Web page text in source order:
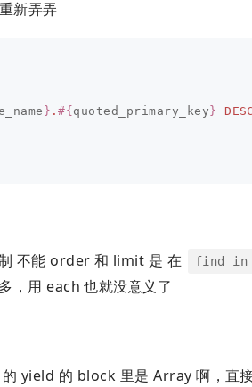
新弄弄
} .#{ quoted_primary_key }
不能 order 和 limit 是 在
，用 each 也就没意义了
的 yield 的 block 里是 Array 啊，直